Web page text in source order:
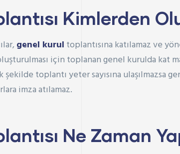
Kimlerden
genel kurul toplantısına katılamaz ve
için toplanan genel kurulda kat
toplantı yeter sayısına ulaşılmazsa
imza atılamaz.
Ne Zaman